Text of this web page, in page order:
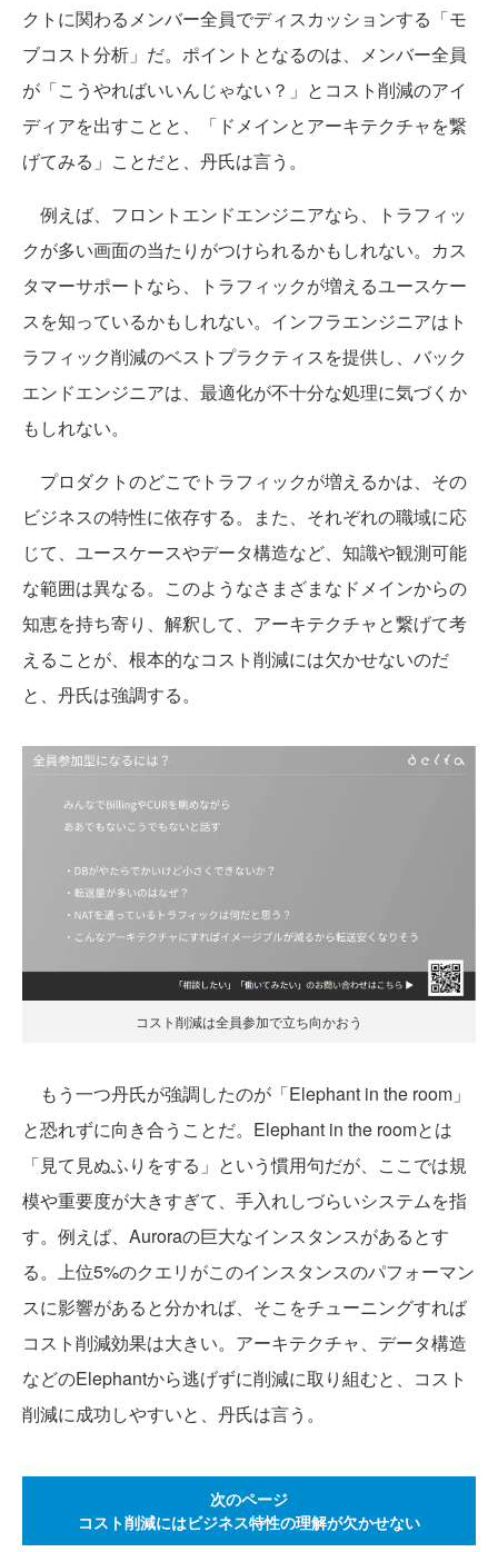
クトに関わるメンバー全員でディスカッションする「モ
ブコスト分析」だ。ポイントとなるのは、メンバー全員
が「こうやればいいんじゃない？」とコスト削減のアイ
ディアを出すことと、「ドメインとアーキテクチャを繋
げてみる」ことだと、丹氏は言う。
例えば、フロントエンドエンジニアなら、トラフィッ
クが多い画面の当たりがつけられるかもしれない。カス
タマーサポートなら、トラフィックが増えるユースケー
スを知っているかもしれない。インフラエンジニアはト
ラフィック削減のベストプラクティスを提供し、バック
エンドエンジニアは、最適化が不十分な処理に気づくか
もしれない。
プロダクトのどこでトラフィックが増えるかは、その
ビジネスの特性に依存する。また、それぞれの職域に応
じて、ユースケースやデータ構造など、知識や観測可能
な範囲は異なる。このようなさまざまなドメインからの
知恵を持ち寄り、解釈して、アーキテクチャと繋げて考
えることが、根本的なコスト削減には欠かせないのだ
と、丹氏は強調する。
コスト削減は全員参加で立ち向かおう
もう一つ丹氏が強調したのが「Elephant in the room」
と恐れずに向き合うことだ。Elephant in the roomとは
「見て見ぬふりをする」という慣用句だが、ここでは規
模や重要度が大きすぎて、手入れしづらいシステムを指
す。例えば、Auroraの巨大なインスタンスがあるとす
る。上位5%のクエリがこのインスタンスのパフォーマン
スに影響があると分かれば、そこをチューニングすれば
コスト削減効果は大きい。アーキテクチャ、データ構造
などのElephantから逃げずに削減に取り組むと、コスト
削減に成功しやすいと、丹氏は言う。
次のページ
コスト削減にはビジネス特性の理解が欠かせない